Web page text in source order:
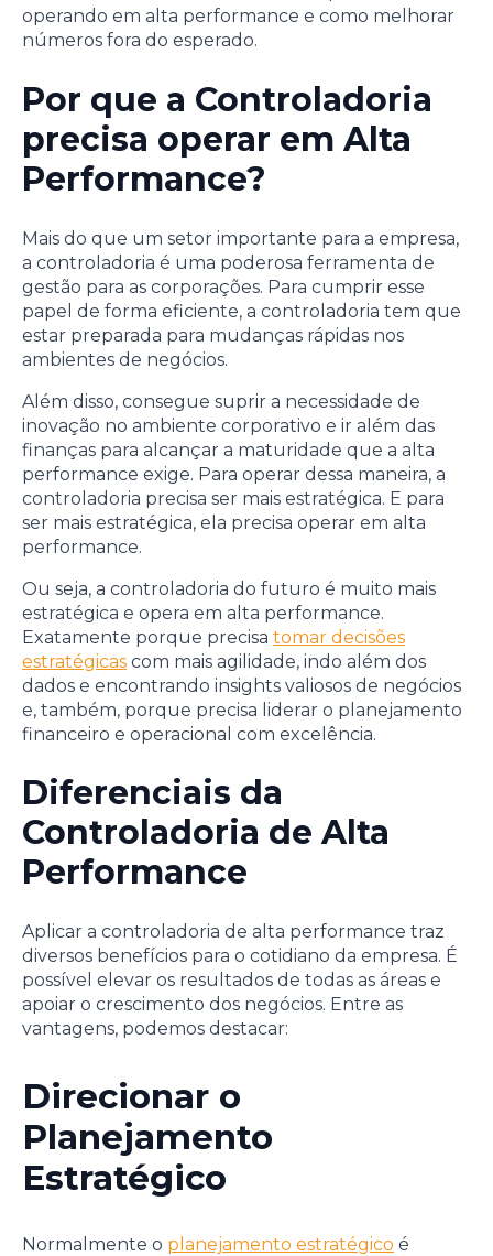
operando em alta performance e como melhorar
números fora do esperado.
Por que a Controladoria
precisa operar em Alta
Performance?
Mais do que um setor importante para a empresa,
a controladoria é uma poderosa ferramenta de
gestão para as corporações. Para cumprir esse
papel de forma eficiente, a controladoria tem que
estar preparada para mudanças rápidas nos
ambientes de negócios.
Além disso, consegue suprir a necessidade de
inovação no ambiente corporativo e ir além das
finanças para alcançar a maturidade que a alta
performance exige. Para operar dessa maneira, a
controladoria precisa ser mais estratégica. E para
ser mais estratégica, ela precisa operar em alta
performance.
Ou seja, a controladoria do futuro é muito mais
estratégica e opera em alta performance.
Exatamente porque precisa tomar decisões
estratégicas com mais agilidade, indo além dos
dados e encontrando insights valiosos de negócios
e, também, porque precisa liderar o planejamento
financeiro e operacional com excelência.
Diferenciais da
Controladoria de Alta
Performance
Aplicar a controladoria de alta performance traz
diversos benefícios para o cotidiano da empresa. É
possível elevar os resultados de todas as áreas e
apoiar o crescimento dos negócios. Entre as
vantagens, podemos destacar:
Direcionar o
Planejamento
Estratégico
Normalmente o planejamento estratégico é